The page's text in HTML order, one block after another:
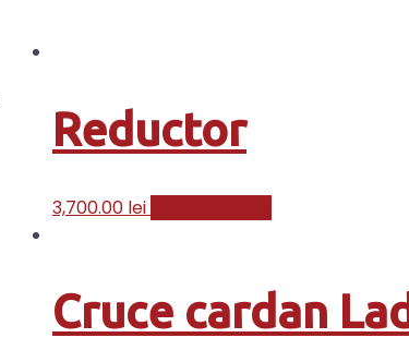
Reductor
3,700.00 lei
Cruce cardan